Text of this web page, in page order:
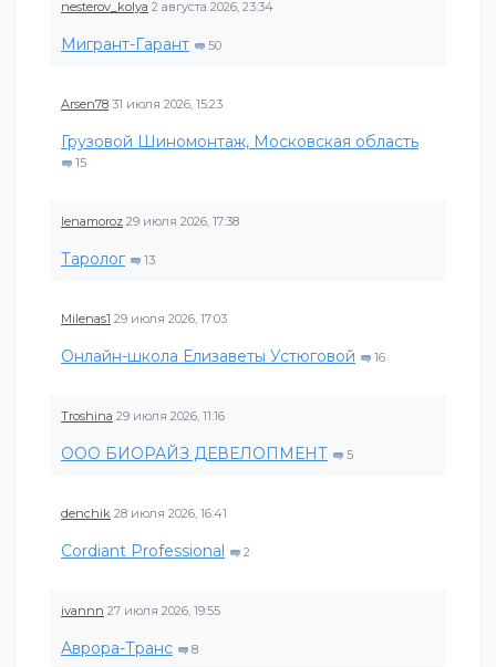
nesterov_kolya 2 августа 2026, 23:34
Мигрант-Гарант 50
Arsen78 31 июля 2026, 15:23
Грузовой Шиномонтаж, Московская область
15
lenamoroz 29 июля 2026, 17:38
Таролог 13
Milenas1 29 июля 2026, 17:03
Онлайн-школа Елизаветы Устюговой 16
Troshina 29 июля 2026, 11:16
ООО БИОРАЙЗ ДЕВЕЛОПМЕНТ 5
denchik 28 июля 2026, 16:41
Cordiant Professional 2
ivannn 27 июля 2026, 19:55
Аврора-Транс 8